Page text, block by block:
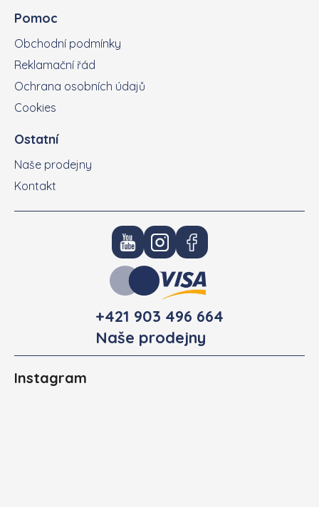
Pomoc
Obchodní podmínky
Reklamační řád
Ochrana osobních údajů
Cookies
Ostatní
Naše prodejny
Kontakt
+421 903 496 664
Naše prodejny
Instagram